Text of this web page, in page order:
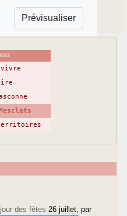
territoires
des fêtes 26 juillet , par